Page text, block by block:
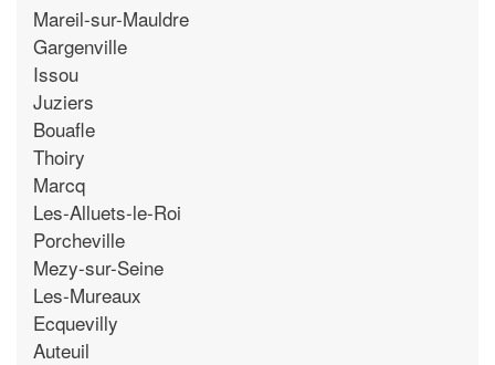
Mareil-sur-Mauldre
Gargenville
Issou
Juziers
Bouafle
Thoiry
Marcq
Les-Alluets-le-Roi
Porcheville
Mezy-sur-Seine
Les-Mureaux
Ecquevilly
Auteuil